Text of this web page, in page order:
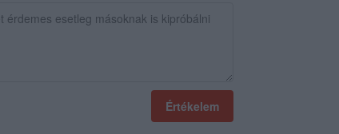
Értékelem